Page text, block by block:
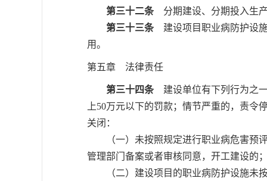
第三十二条分期建设、分期投入生产
第三十三条建设项目职业病防护设施
用。
第五章 法律责任
第三十四条建设单位有下列行为之一
上50万元以下的罚款；情节严重的，责
关闭：
（一）未按照规定进行职业病危害预评
管理部门备案或者审核同意，开工建设的
（二）建设项目的职业病防护设施未按